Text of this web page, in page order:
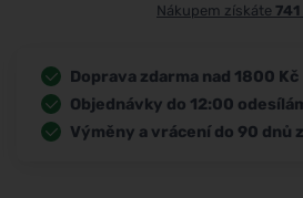
Nákupem získáte 741
Doprava zdarma nad 1800 Kč
Objednávky do 12:00
Výměny a vrácení do 90 dnů